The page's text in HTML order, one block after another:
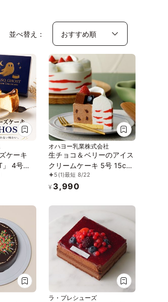
並べ替え：
ケーキ
」 4号
さととろ
オハヨー乳業株式会社
生チョコ＆ベリーのアイス
クリームケーキ 5号 15cm
アイス 2026
5 (1)最短 8/22
¥ 3,990
ラ・プレシューズ